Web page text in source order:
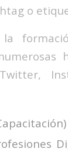
o